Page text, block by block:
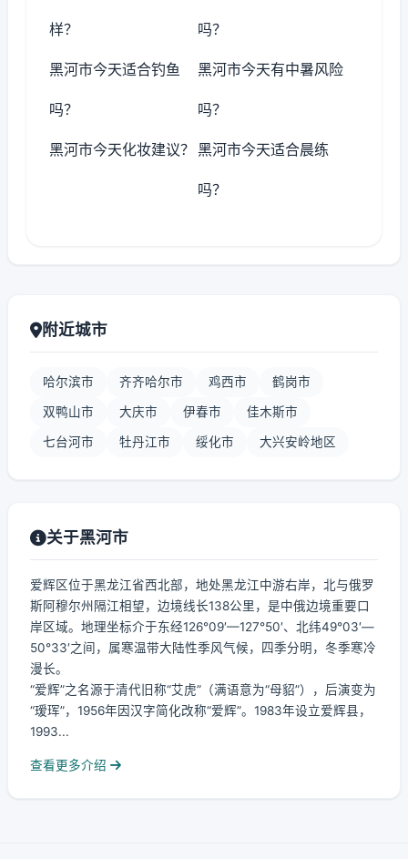
样？ 吗？
黑河市今天适合钓鱼
吗？
黑河市今天有中暑风险
吗？
黑河市今天化妆建议？ 黑河市今天适合晨练
吗？
附近城市
哈尔滨市 齐齐哈尔市 鸡西市 鹤岗市
双鸭山市 大庆市 伊春市 佳木斯市
七台河市 牡丹江市 绥化市 大兴安岭地区
关于黑河市
爱辉区位于黑龙江省西北部，地处黑龙江中游右岸，北与俄罗
斯阿穆尔州隔江相望，边境线长138公里，是中俄边境重要口
岸区域。地理坐标介于东经126°09′—127°50′、北纬49°03′—
50°33′之间，属寒温带大陆性季风气候，四季分明，冬季寒冷
漫长。
“爱辉”之名源于清代旧称“艾虎”（满语意为“母貂”），后演变为
“瑷珲”，1956年因汉字简化改称“爱辉”。1983年设立爱辉县，
1993...
查看更多介绍